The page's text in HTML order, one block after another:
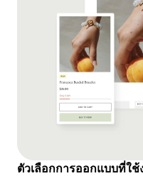
ตัวเลือกการออกแบบที่ใช้